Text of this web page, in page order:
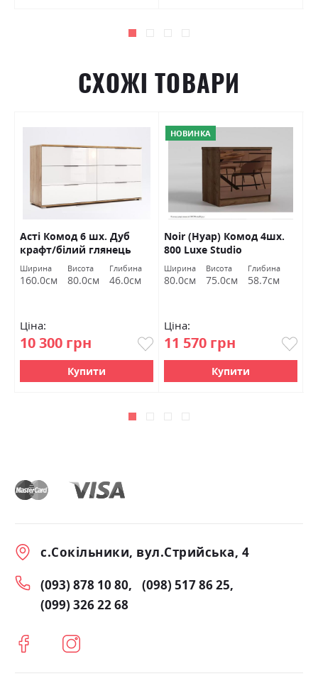
СХОЖІ ТОВАРИ
Асті Комод 6 шх. Дуб
крафт/білий глянець
Міромарк
Ширина
160.0см
Висота
80.0см
Глибина
46.0см
Ціна:
10 300 грн
Купити
НОВИНКА
Noir (Нуар) Комод 4шх.
800 Luxe Studio
Ширина
80.0см
Висота
75.0см
Глибина
58.7см
Ціна:
11 570 грн
Купити
с.Сокільники, вул.Стрийська, 4
(093) 878 10 80
(098) 517 86 25
(099) 326 22 68